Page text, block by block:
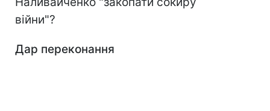
війни"?
Дар переконання